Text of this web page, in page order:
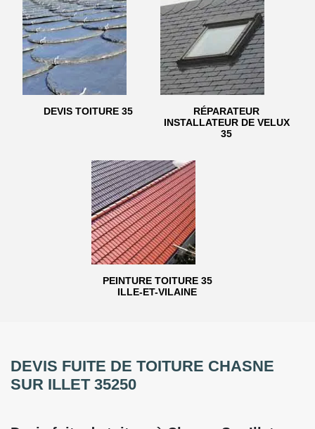
DEVIS TOITURE 35
RÉPARATEUR
INSTALLATEUR DE VELUX
35
PEINTURE TOITURE 35
ILLE-ET-VILAINE
DEVIS FUITE DE TOITURE CHASNE
SUR ILLET 35250